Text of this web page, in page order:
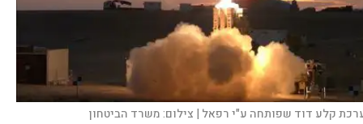
קלע דוד שפותחה ע"י רפאל | צילום:משרד הביטחון